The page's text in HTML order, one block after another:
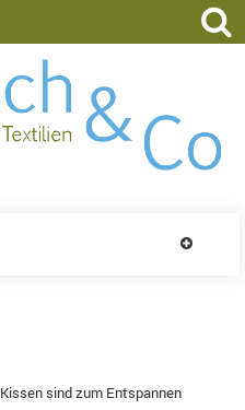
Kissen sind zum Entspannen